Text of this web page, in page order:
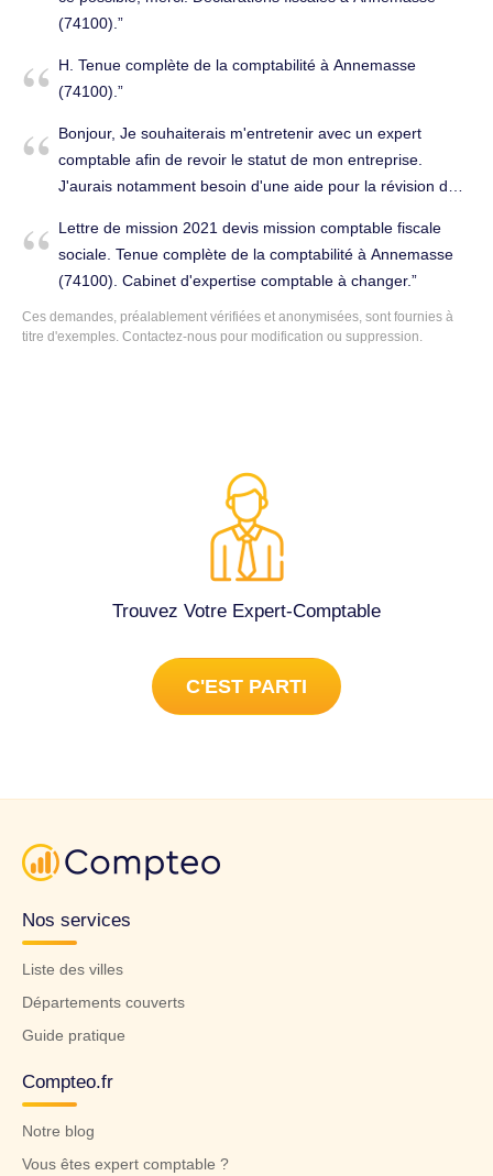
(74100).
H. Tenue complète de la comptabilité à Annemasse
(74100).
Bonjour, Je souhaiterais m'entretenir avec un expert
comptable afin de revoir le statut de mon entreprise.
J'aurais notamment besoin d'une aide pour la révision des
développement une fois le seuil de TVA franchi et de
réponses liées à des questions administratives. Je vous
remercie par avance de votre réponse, Cordialement.
Conseils (juridique, fiscal, social...) à Annemasse (74100).
Lettre de mission 2021 devis mission comptable fiscale
sociale. Tenue complète de la comptabilité à Annemasse
(74100). Cabinet d'expertise comptable à changer.
Ces demandes, préalablement vérifiées et anonymisées, sont fournies à
titre d'exemples. Contactez-nous pour modification ou suppression.
Trouvez Votre Expert-Comptable
C'EST PARTI
Nos services
Liste des villes
Départements couverts
Guide pratique
Compteo.fr
Notre blog
Vous êtes expert comptable ?